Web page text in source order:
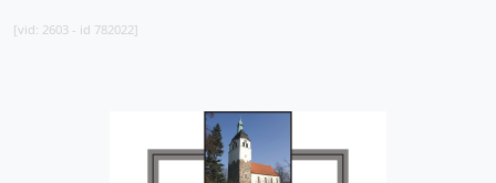
[vid: 2603 - id 782022]